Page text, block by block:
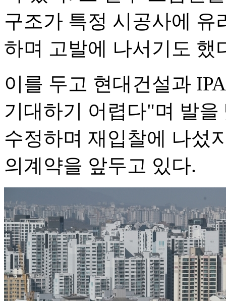
구조가 특정 시공사에
하며 고발에 나서기도 했
이를 두고 현대건설과
기대하기 어렵다"며 발
수정하며 재입찰에 나섰
의계약을 앞두고 있다.